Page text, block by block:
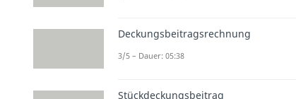
Deckungsbeitragsrechnung
3/5 – Dauer: 05:38
Stückdeckungsbeitrag